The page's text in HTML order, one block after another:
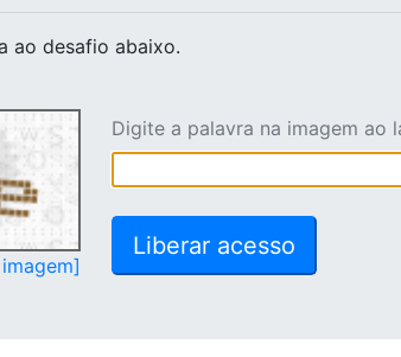
ao desafio abaixo.
Digite a palavra na imagem ao